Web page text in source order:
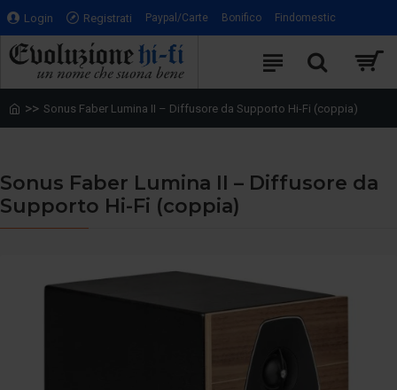
Login Registrati Paypal/Carte Bonifico Findomestic
Sonus Faber Lumina II – Diffusore da Supporto Hi-Fi (coppia)
Sonus Faber Lumina II – Diffusore da
Supporto Hi-Fi (coppia)